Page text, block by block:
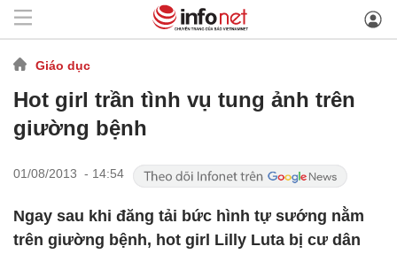
Giáo dục
Hot girl trần tình vụ tung ảnh trên
giường bệnh
01/08/2013 - 14:54
Ngay sau khi đăng tải bức hình tự sướng nằm
trên giường bệnh, hot girl Lilly Luta bị cư dân